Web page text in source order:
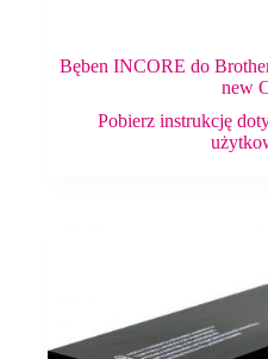
Bęben INCORE do
new
Pobierz instrukcję